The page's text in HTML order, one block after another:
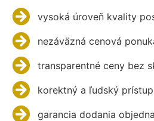
vysoká úroveň kvality
nezáväzná cenová
transparentné ceny bez
korektný a ľudský
garancia dodania